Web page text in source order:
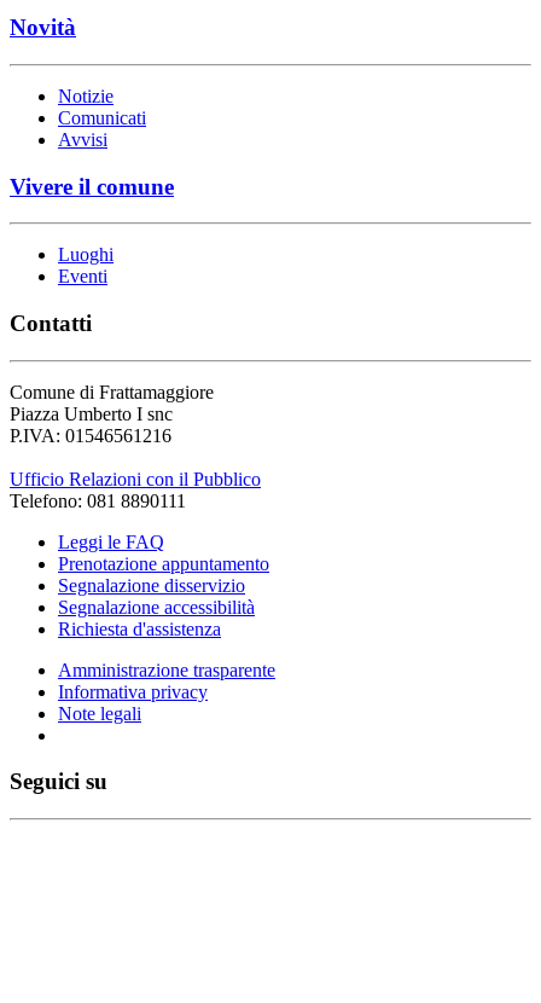
Novità
Notizie
Comunicati
Avvisi
Vivere il comune
Luoghi
Eventi
Contatti
Comune di Frattamaggiore
Piazza Umberto I snc
P.IVA: 01546561216
Ufficio Relazioni con il Pubblico
Telefono: 081 8890111
Leggi le FAQ
Prenotazione appuntamento
Segnalazione disservizio
Segnalazione accessibilità
Richiesta d'assistenza
Amministrazione trasparente
Informativa privacy
Note legali
Seguici su